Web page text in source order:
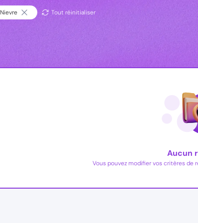
Nievre Tout réinitialiser
Aucun
Vous pouvez modifier vos critères de